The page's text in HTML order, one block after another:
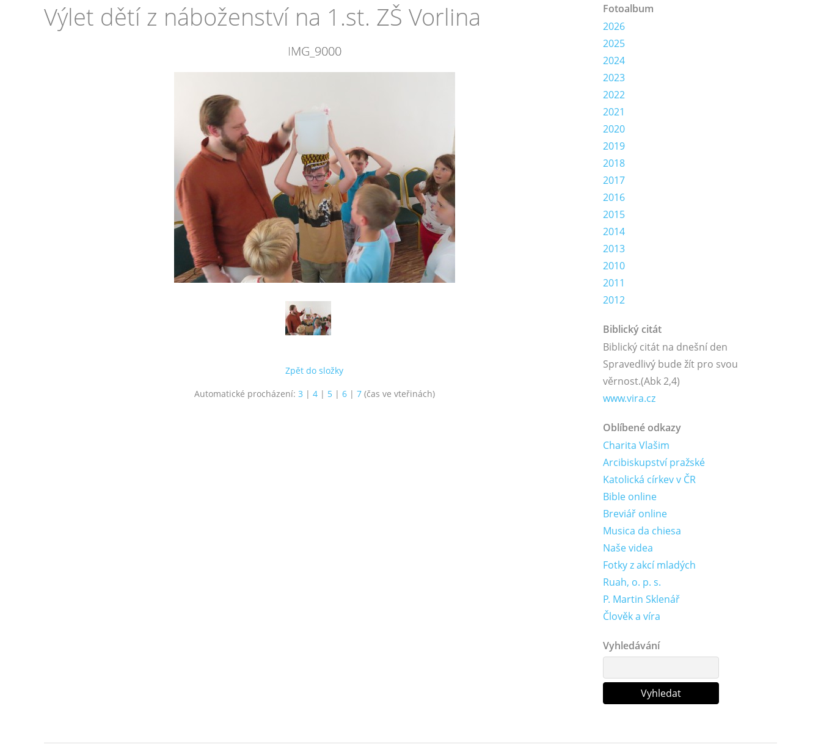
Výlet dětí z náboženství na 1.st. ZŠ Vorlina
IMG_9000
Zpět do složky
Automatické procházení: 3 | 4| 5| 6| 7(čas ve vteřinách)
Fotoalbum
2026
2025
2024
2023
2022
2021
2020
2019
2018
2017
2016
2015
2014
2013
2010
2011
2012
Biblický citát
Biblický citát na dnešní den
Spravedlivý bude žít pro svou
věrnost.(Abk 2,4)
www.vira.cz
Oblíbené odkazy
Charita Vlašim
Arcibiskupství pražské
Katolická církev v ČR
Bible online
Breviář online
Musica da chiesa
Naše videa
Fotky z akcí mladých
Ruah, o. p. s.
P. Martin Sklenář
Člověk a víra
Vyhledávání